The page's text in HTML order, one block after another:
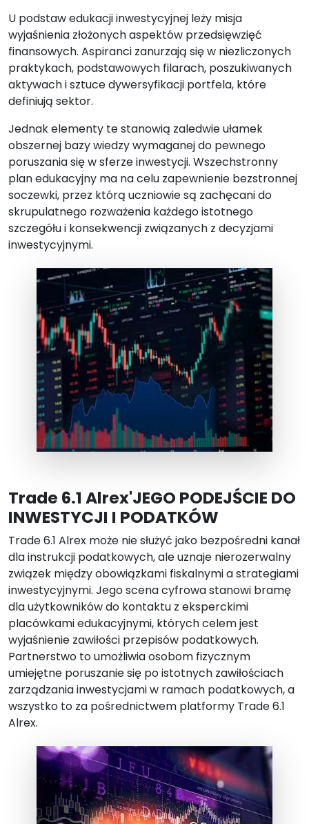
U podstaw edukacji inwestycyjnej leży misja
wyjaśnienia złożonych aspektów przedsięwzięć
finansowych. Aspiranci zanurzają się w niezliczonych
praktykach, podstawowych filarach, poszukiwanych
aktywach i sztuce dywersyfikacji portfela, które
definiują sektor.
Jednak elementy te stanowią zaledwie ułamek
obszernej bazy wiedzy wymaganej do pewnego
poruszania się w sferze inwestycji. Wszechstronny
plan edukacyjny ma na celu zapewnienie bezstronnej
soczewki, przez którą uczniowie są zachęcani do
skrupulatnego rozważenia każdego istotnego
szczegółu i konsekwencji związanych z decyzjami
inwestycyjnymi.
Trade 6.1 Alrex'JEGO PODEJŚCIE DO
INWESTYCJI I PODATKÓW
Trade 6.1 Alrex może nie służyć jako bezpośredni kanał
dla instrukcji podatkowych, ale uznaje nierozerwalny
związek między obowiązkami fiskalnymi a strategiami
inwestycyjnymi. Jego scena cyfrowa stanowi bramę
dla użytkowników do kontaktu z eksperckimi
placówkami edukacyjnymi, których celem jest
wyjaśnienie zawiłości przepisów podatkowych.
Partnerstwo to umożliwia osobom fizycznym
umiejętne poruszanie się po istotnych zawiłościach
zarządzania inwestycjami w ramach podatkowych, a
wszystko to za pośrednictwem platformy Trade 6.1
Alrex.